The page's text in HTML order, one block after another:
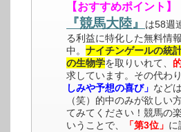
【おすすめポイント】
『競馬大陸』
は58週
る利益に特化した無料情
中。 ナイチンゲールの統
の生物学を取りいれて、
求しています。その代わり
しみや予想の喜び」 など
（笑）的中のみが欲しい
てみてください！競馬の
いうことで、
「第3位」 に